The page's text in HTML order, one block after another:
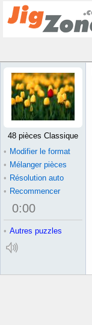
48 pièces Classique
• Modifier le format
• Mélanger pièces
• Résolution auto
• Recommencer
0:00
• Autres puzzles